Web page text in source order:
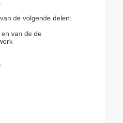
de volgende delen:
van de de